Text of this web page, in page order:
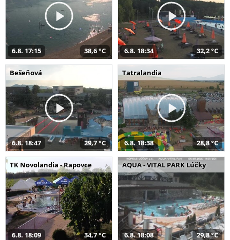
6.8. 17:15 38,6 °C 6.8. 18:34 32,2 °C
Bešeňová
6.8. 18:47 29,7 °C
Tatralandia
6.8. 18:38 28,8 °C
TK Novolandia - Rapovce
6.8. 18:09 34,7 °C
AQUA - VITAL PARK Lúčky
6.8. 18:08 29,8 °C